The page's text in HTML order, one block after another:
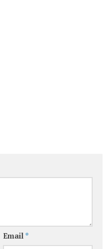
Email *